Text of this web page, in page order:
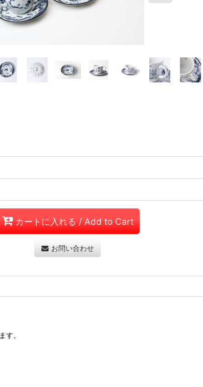
カートに入れる / Add to Cart
お問い合わせ
す。